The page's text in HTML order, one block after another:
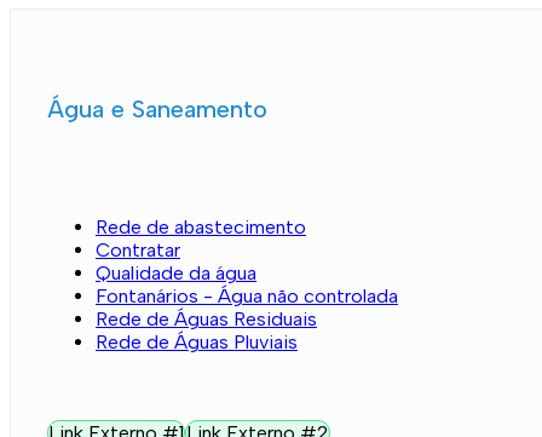
Água e Saneamento
Rede de abastecimento
Contratar
Qualidade da água
Fontanários - Água não controlada
Rede de Águas Residuais
Rede de Águas Pluviais